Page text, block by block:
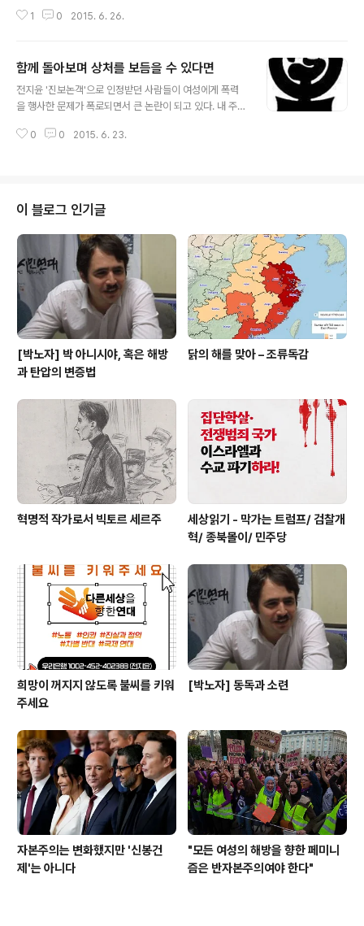
본주의에서 성, 젠더가 어떻게 구성되며 억압과 차별을 낳
이드에 나서는 성소수자들의 투쟁과 권리를 지지하며 이
글을 싣는다.] 출처: http://rs21.org.uk/2015/03/27/i-
was-born-a-baby-not-a-boy-sex-gender-and
성은 사회적 공간 및 운동 안에서 부르주아 이데올로기적
1 0 2015. 6. 26.
함께 돌아보며 상처를 보듬을 수 있다면
전지윤 '진보논객'으로 인정받던 사람들이 여성에게 폭력
을 행사한 문제가 폭로되면서 큰 논란이 되고 있다. 내 주변
오래 시간 비겁하게 회피했던 것이 떠오르면서 여러 생각
른 방법은 없었나? 어떤 의도가 있는 것은 아닐까?’ 이것은
전혀 합리적이지도 않고, 그런 말을 접할 때마다 피해를 호
소한 사람은 숨이 막히는 듯할 것이다. 심지어 폭로에 나선
여성의 과거나 언행, SNS기록 등을 들춰내며 그 신뢰를 떨
어뜨리려는 행위는 너무 가혹하다. 누군가가 사기나, 교통
사고나, 의료사고나,..
0 0 2015. 6. 23.
이 블로그 인기글
[박노자] 박 아니시야, 혹은 해방
과 탄압의 변증법
닭의 해를 맞아 – 조류독감
혁명적 작가로서 빅토르 세르주
세상읽기 - 막가는 트럼프/ 검찰개
혁/ 종북몰이/ 민주당
희망이 꺼지지 않도록 불씨를 키워
주세요
[박노자] 동독과 소련
자본주의는 변화했지만 '신봉건
제'는 아니다
"모든 여성의 해방을 향한 페미니
즘은 반자본주의여야 한다"